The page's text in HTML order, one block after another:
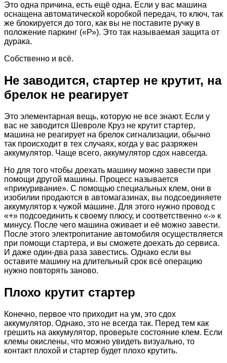
Это одна причина, есть ещё одна. Если у вас машина
оснащена автоматической коробкой передач, то ключ, так
же блокируется до того, как вы не поставите ручку в
положение паркинг («Р»). Это так называемая защита от
дурака.
Собственно и всё.
Не заводится, стартер не крутит, на
брелок не реагирует
Это элементарная вещь, которую не все знают. Если у
вас не заводится Шевроле Круз не крутит стартер,
машина не реагирует на брелок сигнализации, обычно
так происходит в тех случаях, когда у вас разряжен
аккумулятор. Чаще всего, аккумулятор сдох навсегда.
Но для того чтобы доехать машину можно завести при
помощи другой машины. Процесс называется
«прикуривание». С помощью специальных клем, они в
изобилии продаются в автомагазинах, вы подсоединяете
аккумулятор к чужой машине. Для этого нужно провод с
«+» подсоединить к своему плюсу, и соответственно «-» к
минусу. После чего машина оживает и её можно завести.
После этого электропитание автомобиля осуществляется
при помощи стартера, и вы сможете доехать до сервиса.
И даже один-два раза завестись. Однако если вы
оставите машину на длительный срок всё операцию
нужно повторять заново.
Плохо крутит стартер
Конечно, первое что приходит на ум, это сдох
аккумулятор. Однако, это не всегда так. Перед тем как
грешить на аккумулятор, проверьте состояние клем. Если
клемы окислены, что можно увидеть визуально, то
контакт плохой и стартер будет плохо крутить.